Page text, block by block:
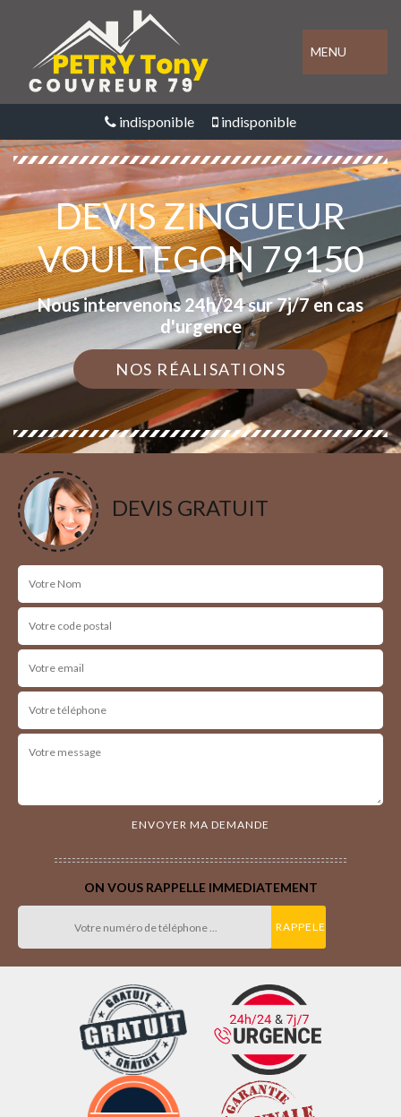
MENU
indisponible indisponible
DEVIS ZINGUEUR
VOULTEGON 79150
Nous intervenons 24h/24 sur 7j/7 en cas
d'urgence
NOS RÉALISATIONS
DEVIS GRATUIT
ON VOUS RAPPELLE IMMEDIATEMENT